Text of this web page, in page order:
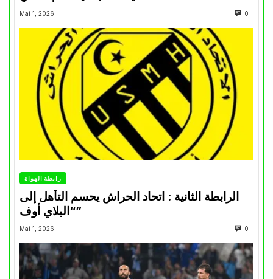
Mai 1, 2026 0
رابطة الهواة
الرابطة الثانية : اتحاد الحراش يحسم التأهل إلى
“البلاي أوف”
Mai 1, 2026 0